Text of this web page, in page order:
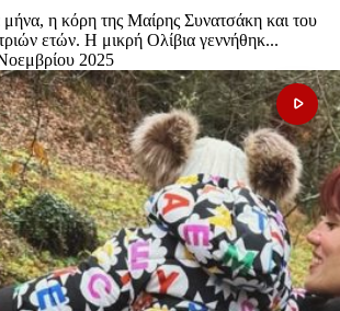
μήνα, η κόρη της Μαίρης Συνατσάκη και του
ετών. Η μικρή Ολίβια γεννήθηκ...
2025